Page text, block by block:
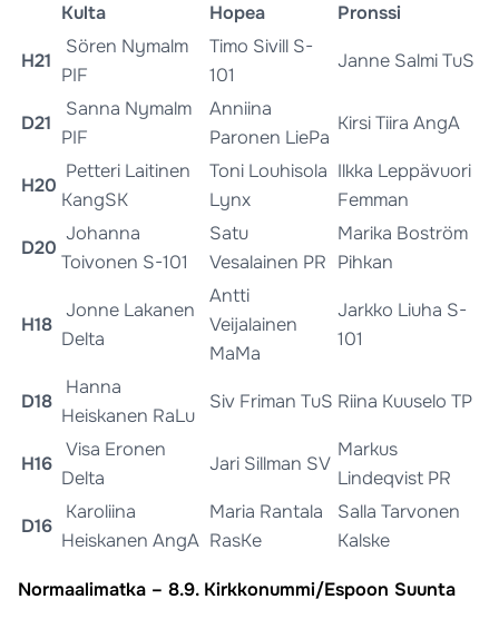
Kulta
Hopea Pronssi
H21
Sören Nymalm
PIF
Timo Sivill S-
101
Janne Salmi TuS
D21
Sanna Nymalm
PIF
Anniina
Paronen LiePa
Kirsi Tiira AngA
H20
Petteri Laitinen
KangSK
Toni Louhisola
Lynx
Ilkka Leppävuori
Femman
D20
Johanna
Toivonen S-101
Satu
Vesalainen PR
Marika Boström
Pihkan
H18
Jonne Lakanen
Delta
Antti
Veijalainen
MaMa
Jarkko Liuha S-
101
D18
Hanna
Heiskanen RaLu
Siv Friman TuS Riina Kuuselo TP
H16
Visa Eronen
Delta
Jari Sillman SV
Markus
Lindeqvist PR
D16
Karoliina
Heiskanen AngA
Maria Rantala
RasKe
Salla Tarvonen
Kalske
Normaalimatka – 8.9. Kirkkonummi/Espoon Suunta